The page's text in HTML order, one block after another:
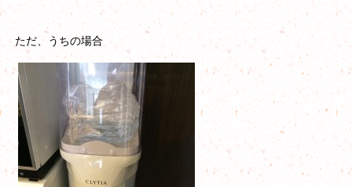
ただ、うちの場合